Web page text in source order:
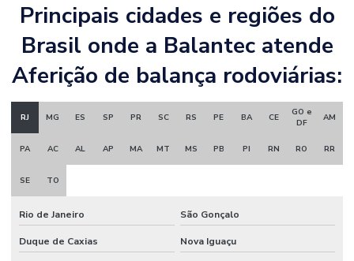
Principais cidades e regiões do
Brasil onde a Balantec atende
Aferição de balança rodoviárias:
RJ MG ES SP PR SC RS PE BA CE
GO e
DF
AM
PA AC AL AP MA MT MS PB PI RN RO RR
SE TO
Rio de Janeiro São Gonçalo
Duque de Caxias Nova Iguaçu